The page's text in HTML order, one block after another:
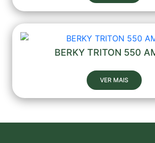
BERKY TRITON 550
VER MAIS